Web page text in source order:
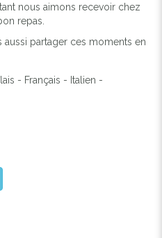
nous aimons recevoir chez
repas.
partager ces moments en
- Français - Italien -